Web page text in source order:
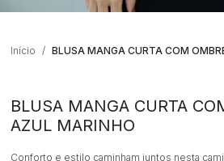
Início BLUSA MANGA CURTA COM
BLUSA MANGA CURTA
AZUL MARINHO
Conforto e estilo caminham juntos nesta